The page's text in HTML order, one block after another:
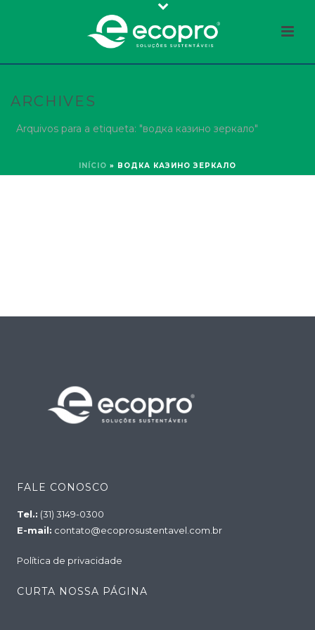
ARCHIVES
Arquivos para a etiqueta: "водка казино зеркало"
INÍCIO » ВОДКА КАЗИНО ЗЕРКАЛО
FALE CONOSCO
Tel.: (31) 3149-0300
E-mail: contato@ecoprosustentavel.com.br
Política de privacidade
CURTA NOSSA PÁGINA